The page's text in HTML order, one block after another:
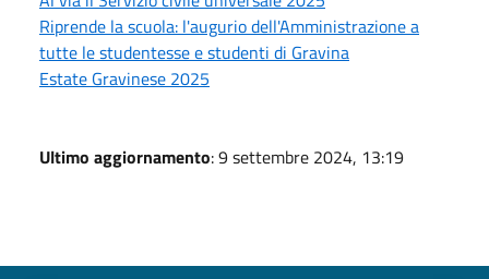
Riprende la scuola: l'augurio dell'Amministrazione a
tutte le studentesse e studenti di Gravina
Estate Gravinese 2025
Ultimo aggiornamento: 9 settembre 2024, 13:19